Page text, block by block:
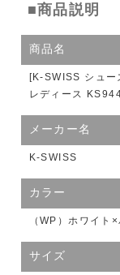
■商品説明
商品名
[K-SWISS シュ
レディース
メーカー名
K-SWISS
カラー
（WP）ホワイト
サイズ